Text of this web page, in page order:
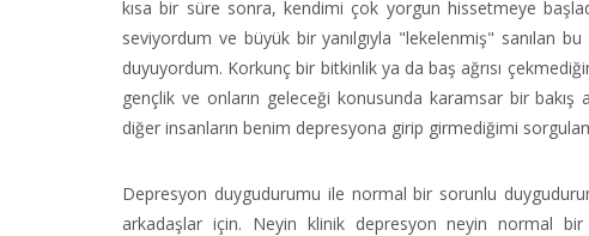
kısa bir süre sonra, kendimi çok yorgun hissetmeye
seviyordum ve büyük bir yanılgıyla "lekelenmiş" sanılan
duyuyordum. Korkunç bir bitkinlik ya da baş ağrısı
gençlik ve onların geleceği konusunda karamsar bir bakış
diğer insanların benim depresyona girip girmediğimi
Depresyon duygudurumu ile normal bir sorunlu
arkadaşlar için. Neyin klinik depresyon neyin normal